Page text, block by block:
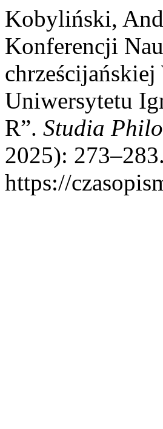
Kobyliński,
Konferencji
Uniwersytetu
R”. Studia
2025):
https://